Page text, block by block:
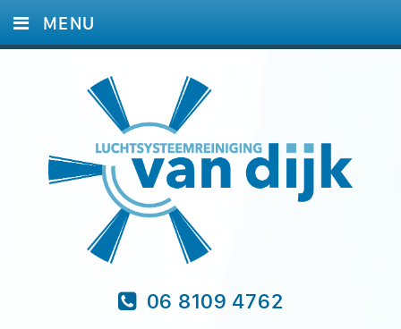
06 8109 4762
MENU
DIENSTEN
REFERENTIES
VRAGEN